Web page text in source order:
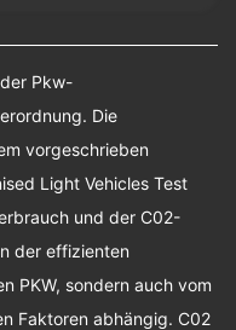
Pkw-
Die
vorgeschrieben
Light Vehicles Test
und der C02-
der effizienten
PKW, sondern auch vom
Faktoren abhängig. C02